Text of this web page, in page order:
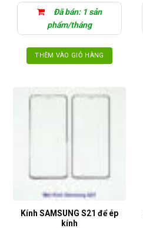
Đã bán: 1 sản
phẩm/tháng
THÊM VÀO GIỎ HÀNG
Kính SAMSUNG S21 để ép
kính